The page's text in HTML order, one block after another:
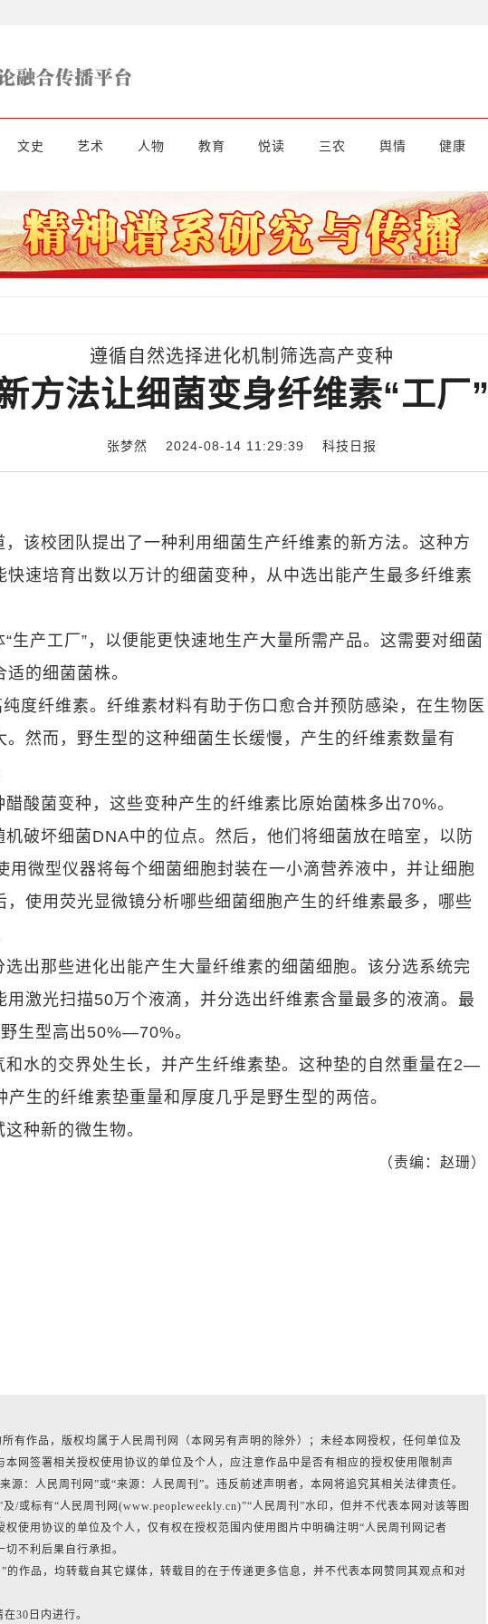
文史 艺术 人物 教育 悦读 三农 舆情 健康
遵循自然选择进化机制筛选高产变种
方法让细菌变身纤维素“工厂”
张梦然 2024-08-14 11:29:39 科技日报
该校团队提出了一种利用细菌生产纤维素的新方法。这种方
速培育出数以万计的细菌变种，从中选出能产生最多纤维素
生产工厂”，以便能更快速地生产大量所需产品。这需要对细菌
的细菌菌株。
度纤维素。纤维素材料有助于伤口愈合并预防感染，在生物医
然而，野生型的这种细菌生长缓慢，产生的纤维素数量有
酸菌变种，这些变种产生的纤维素比原始菌株多出70%。
破坏细菌DNA中的位点。然后，他们将细菌放在暗室，以防
用微型仪器将每个细菌细胞封装在一小滴营养液中，并让细胞
使用荧光显微镜分析哪些细菌细胞产生的纤维素最多，哪些
出那些进化出能产生大量纤维素的细菌细胞。该分选系统完
激光扫描50万个液滴，并分选出纤维素含量最多的液滴。最
生型高出50%—70%。
水的交界处生长，并产生纤维素垫。这种垫的自然重量在2—
生的纤维素垫重量和厚度几乎是野生型的两倍。
种新的微生物。
（责编：赵珊）
有作品，版权均属于人民周刊网（本网另有声明的除外）；未经本网授权，任何单位及
网签署相关授权使用协议的单位及个人，应注意作品中是否有相应的授权使用限制声
源：人民周刊网”或“来源：人民周刊”。违反前述声明者，本网将追究其相关法律责任。
/或标有“人民周刊网(www.peopleweekly.cn)”“人民周刊”水印，但并不代表本网对该等图
使用协议的单位及个人，仅有权在授权范围内使用图片中明确注明“人民周刊网记者
不利后果自行承担。
作品，均转载自其它媒体，转载目的在于传递更多信息，并不代表本网赞同其观点和对
30日内进行。